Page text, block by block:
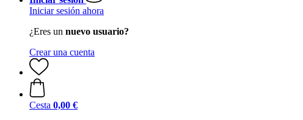
Iniciar sesión ahora
¿Eres un nuevo usuario?
Crear una cuenta
Cesta 0,00 €